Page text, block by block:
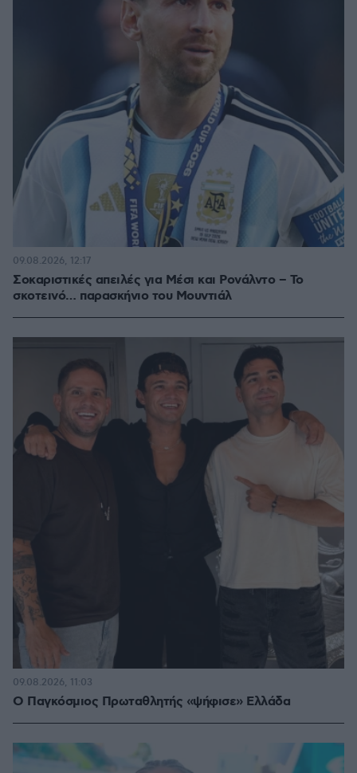
Σοκαριστικές απειλές για Μέσι και Ρονάλντο – Το
σκοτεινό… παρασκήνιο του Μουντιάλ
09.08.2026, 12:17
Ο Παγκόσμιος Πρωταθλητής «ψήφισε» Ελλάδα
09.08.2026, 11:03